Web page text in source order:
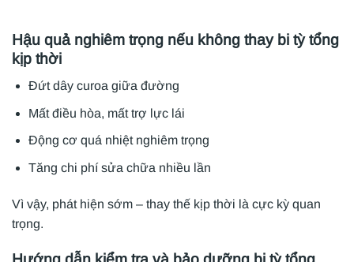
Hậu quả nghiêm trọng nếu không thay bi tỳ tổng
kịp thời
Đứt dây curoa giữa đường
Mất điều hòa, mất trợ lực lái
Động cơ quá nhiệt nghiêm trọng
Tăng chi phí sửa chữa nhiều lần
Vì vậy, phát hiện sớm – thay thế kịp thời là cực kỳ quan
trọng.